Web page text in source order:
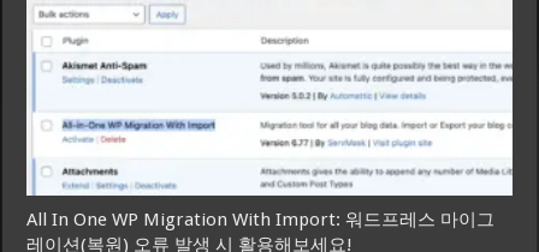
All In One WP Migration With Import: 워드프레스 마이그
레이션(복원) 오류 발생 시 활용해보세요!